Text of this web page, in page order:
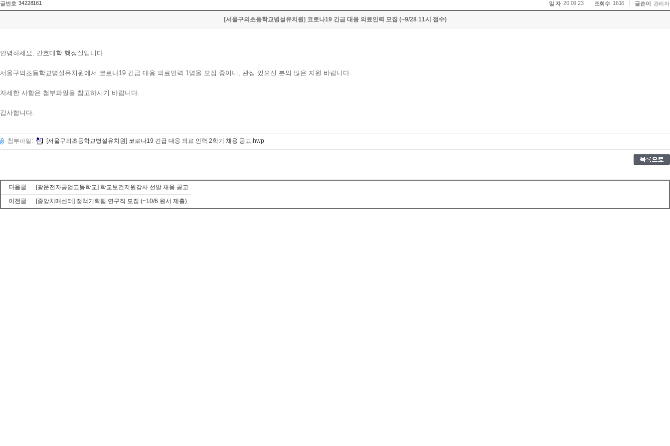
글번호 34228161 일 자 20.09.23 조회수 1616 글쓴이 관리자
[서울구의초등학교병설유치원] 코로나19 긴급 대응 의료인력 모집 (~9/28 11시 접수)
안녕하세요, 간호대학 행정실입니다.
서울구의초등학교병설유치원에서 코로나19 긴급 대응 의료인력 1명을 모집 중이니, 관심 있으신 분의 많은 지원 바랍니다.
자세한 사항은 첨부파일을 참고하시기 바랍니다.
감사합니다.
첨부파일: [서울구의초등학교병설유치원] 코로나19 긴급 대응 의료 인력 2학기 채용 공고.hwp
다음글
[광운전자공업고등학교] 학교보건지원강사 선발 채용 공고
이전글
[중앙치매센터] 정책기획팀 연구직 모집 (~10/6 원서 제출)